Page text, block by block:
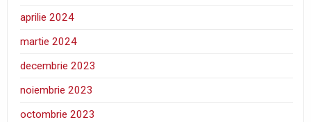
aprilie 2024
martie 2024
decembrie 2023
noiembrie 2023
octombrie 2023